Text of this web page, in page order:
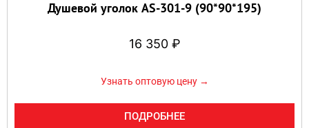
Душевой уголок AS-301-9 (90*90*195)
16 350 ₽
Узнать оптовую цену →
ПОДРОБНЕЕ